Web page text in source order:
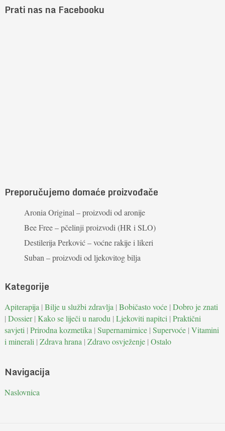
Prati nas na Facebooku
Preporučujemo domaće proizvođače
Aronia Original – proizvodi od aronije
Bee Free – pčelinji proizvodi (HR i SLO)
Destilerija Perković – voćne rakije i likeri
Suban – proizvodi od ljekovitog bilja
Kategorije
Apiterapija | Bilje u službi zdravlja | Bobičasto voće| Dobro je znati
| Dossier| Kako se liječi u narodu | Ljekoviti napitci | Praktični
savjeti | Prirodna kozmetika | Supernamirnice| Supervoće| Vitamini
i minerali | Zdrava hrana | Zdravo osvježenje| Ostalo
Navigacija
Naslovnica